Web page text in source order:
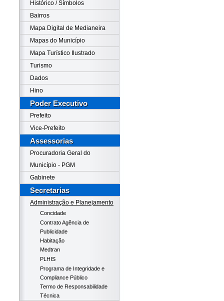
Histórico / Símbolos
Bairros
Mapa Digital de Medianeira
Mapas do Município
Mapa Turístico Ilustrado
Turismo
Dados
Hino
Poder Executivo
Prefeito
Vice-Prefeito
Assessorias
Procuradoria Geral do
Município - PGM
Gabinete
Secretarias
Administração e Planejamento
Concidade
Contrato Agência de
Publicidade
Habitação
Medtran
PLHIS
Programa de Integridade e
Compliance Público
Termo de Responsabilidade
Técnica